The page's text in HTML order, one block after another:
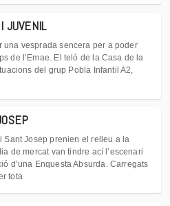
JUVENIL
una vesprada sencera per a poder
de l’Emae. El teló de la Casa de la
del grup Pobla Infantil A2,
Sant Josep prenien el relleu a la
de mercat van tindre ací l’escenari
d’una Enquesta Absurda. Carregats
tota